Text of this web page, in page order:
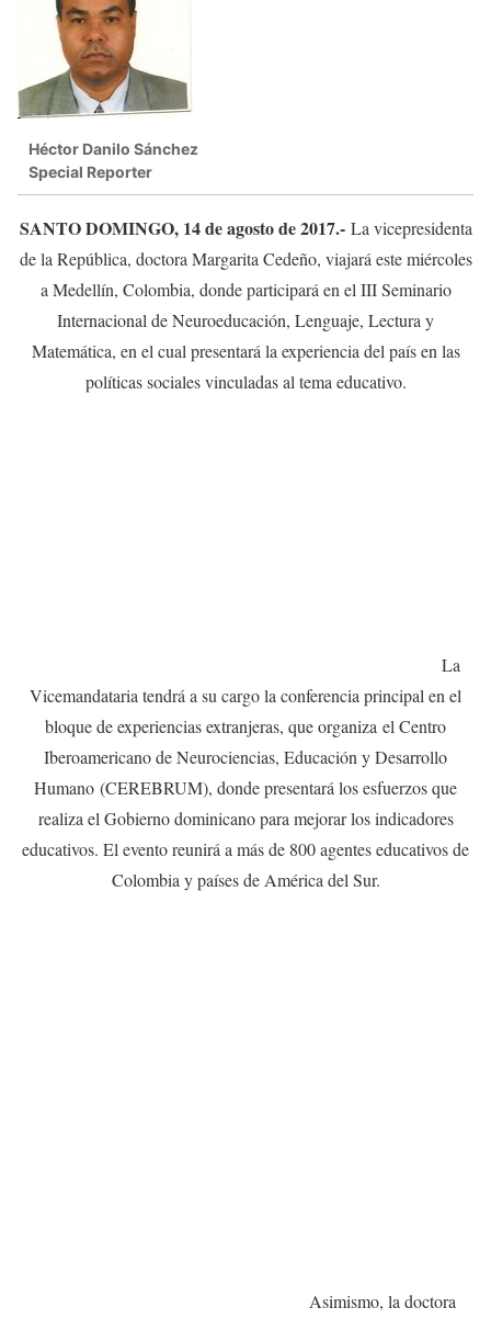
Héctor Danilo Sánchez
Special Reporter
SANTO DOMINGO, 14 de agosto de 2017.- La vicepresidenta
de la República, doctora Margarita Cedeño, viajará este miércoles
a Medellín, Colombia, donde participará en el III Seminario
Internacional de Neuroeducación, Lenguaje, Lectura y
Matemática, en el cual presentará la experiencia del país en las
políticas sociales vinculadas al tema educativo.
La
Vicemandataria tendrá a su cargo la conferencia principal en el
bloque de experiencias extranjeras, que organiza el Centro
Iberoamericano de Neurociencias, Educación y Desarrollo
Humano (CEREBRUM), donde presentará los esfuerzos que
realiza el Gobierno dominicano para mejorar los indicadores
educativos. El evento reunirá a más de 800 agentes educativos de
Colombia y países de América del Sur.
Asimismo, la doctora